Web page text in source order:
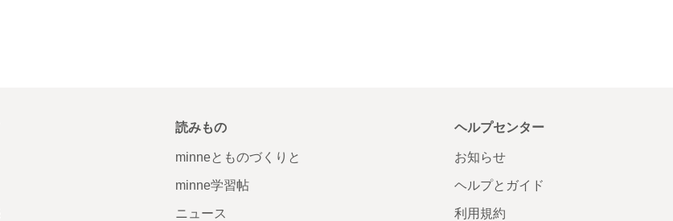
読みもの
minneとものづくりと
minne学習帖
ニュース
ヘルプセンター
お知らせ
ヘルプとガイド
利用規約